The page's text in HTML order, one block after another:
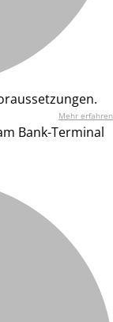
Mehr erfahren
Bank-Terminal